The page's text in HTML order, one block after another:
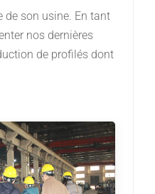
español
Nederlands
日本語
Indonesia
de son usine. En tant
nos dernières
de profilés dont